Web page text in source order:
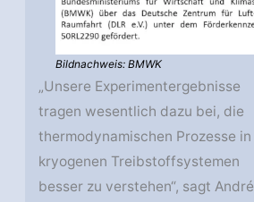
Bildnachweis: BMWK
„Unsere Experimentergebnisse
tragen wesentlich dazu bei, die
thermodynamischen Prozesse in
kryogenen Treibstoffsystemen
besser zu verstehen“, sagt André